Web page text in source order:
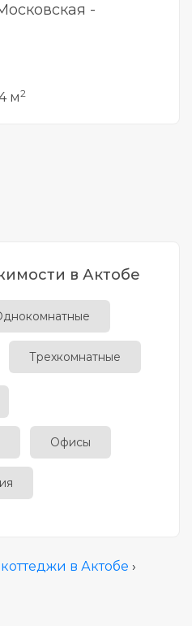
-
м2
в Актобе
Трехкомнатные
Офисы
в Актобе ›